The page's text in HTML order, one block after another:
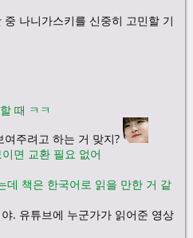
나니가스키를 신중히 고민할 기
때 ㅋㅋ
주려고 하는 거 맞지?
면 교환 필요 없어
책은 한국어로 읽을 만한 거 같
. 유튜브에 누군가가 읽어준 영상